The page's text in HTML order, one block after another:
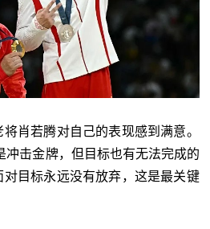
肖若腾对自己的表现感到满意。
冲击金牌，但目标也有无法完成的
目标永远没有放弃，这是最关键